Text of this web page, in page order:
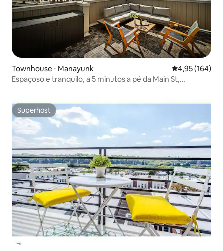
Townhouse ⋅ Manayunk 4,95 de uma
4,95 (164)
Espaçoso e tranquilo, a 5 minutos a pé da Main St,
Superhost
Superhost